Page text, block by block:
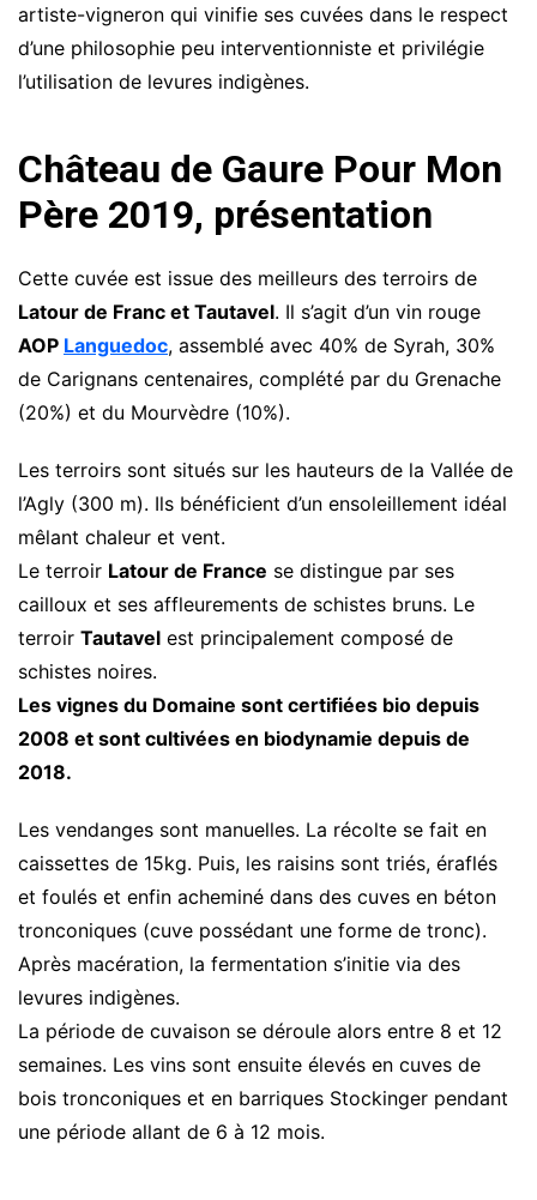
artiste-vigneron qui vinifie ses cuvées dans le respect
d’une philosophie peu interventionniste et privilégie
l’utilisation de levures indigènes.
Château de Gaure Pour Mon
Père 2019, présentation
Cette cuvée est issue des meilleurs des terroirs de
Latour de Franc et Tautavel. Il s’agit d’un vin rouge
AOP Languedoc, assemblé avec 40% de Syrah, 30%
de Carignans centenaires, complété par du Grenache
(20%) et du Mourvèdre (10%).
Les terroirs sont situés sur les hauteurs de la Vallée de
l’Agly (300 m). Ils bénéficient d’un ensoleillement idéal
mêlant chaleur et vent.
Le terroir Latour de France se distingue par ses
cailloux et ses affleurements de schistes bruns. Le
terroir Tautavel est principalement composé de
schistes noires.
Les vignes du Domaine sont certifiées bio depuis
2008 et sont cultivées en biodynamie depuis de
2018.
Les vendanges sont manuelles. La récolte se fait en
caissettes de 15kg. Puis, les raisins sont triés, éraflés
et foulés et enfin acheminé dans des cuves en béton
tronconiques (cuve possédant une forme de tronc).
Après macération, la fermentation s’initie via des
levures indigènes.
La période de cuvaison se déroule alors entre 8 et 12
semaines. Les vins sont ensuite élevés en cuves de
bois tronconiques et en barriques Stockinger pendant
une période allant de 6 à 12 mois.